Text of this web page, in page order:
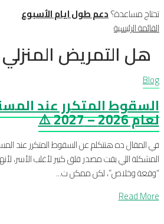
تحتاج مساعدة؟دعم طول ايام الأسبوع
القائمة الرئيسية
هل التمريض
Blog
السقوط المتكرر عند
لعام 2026 – 2027 ⚠️
في المقال ده هنتكلم عن السقوط المتكرر عند
المشكلة اللي بقت مصدر قلق كبير لأغلب الأسر،
“وقعة وخلاص”، لكن ممكن ت...
Read More